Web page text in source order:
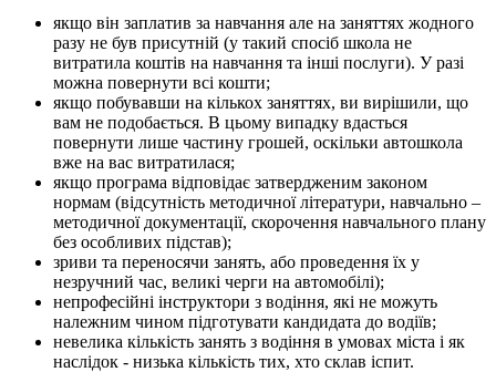
якщо він заплатив за навчання але на заняттях жодного
разу не був присутній (у такий спосіб школа не
витратила коштів на навчання та інші послуги). У разі
можна повернути всі кошти;
якщо побувавши на кількох заняттях, ви вирішили, що
вам не подобається. В цьому випадку вдасться
повернути лише частину грошей, оскільки автошкола
вже на вас витратилася;
якщо програма відповідає затвердженим законом
нормам (відсутність методичної літератури, навчально –
методичної документації, скорочення навчального плану
без особливих підстав);
зриви та переносячи занять, або проведення їх у
незручний час, великі черги на автомобілі);
непрофесійні інструктори з водіння, які не можуть
належним чином підготувати кандидата до водіїв;
невелика кількість занять з водіння в умовах міста і як
наслідок - низька кількість тих, хто склав іспит.